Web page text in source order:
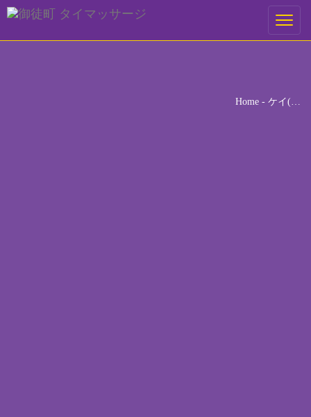
Toggle
Home - ケイ(…
ご予約